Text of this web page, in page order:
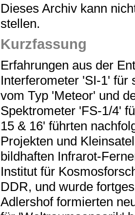
Dieses Archiv kann
stellen.
Kurzfassung
Erfahrungen aus der
Interferometer 'SI-1' für
vom Typ 'Meteor' und
Spektrometer 'FS-1/4'
15 & 16' führten
Projekten und
bildhaften Infrarot-
Institut für
DDR, und wurde
Adlershof formierten